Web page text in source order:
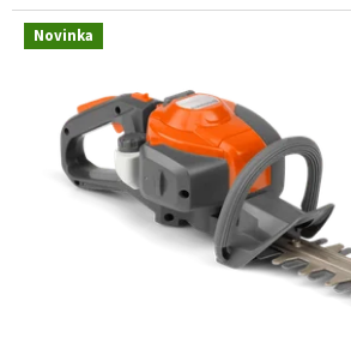
Novinka